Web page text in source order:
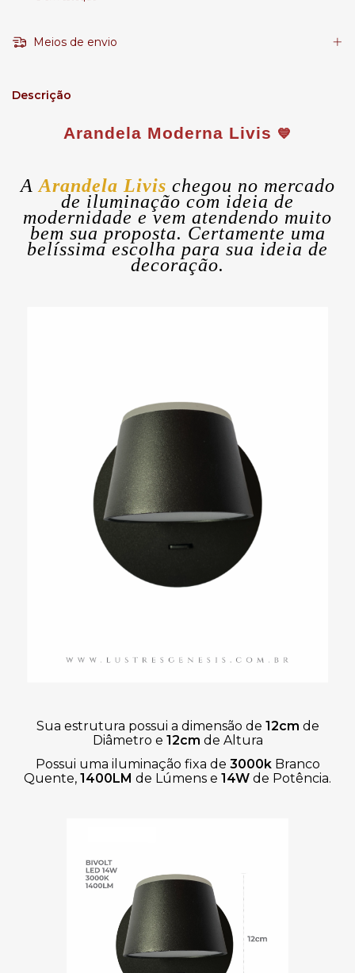
Meios de envio
Descrição
Arandela Moderna Livis 💙
A Arandela Livis chegou no mercado
de iluminação com ideia de
modernidade e vem atendendo muito
bem sua proposta. Certamente uma
belíssima escolha para sua ideia de
decoração.
Sua estrutura possui a dimensão de 12cm de
Diâmetro e 12cm de Altura
Possui uma iluminação fixa de 3000kBranco
Quente, 1400LM de Lúmens e 14W de Potência.